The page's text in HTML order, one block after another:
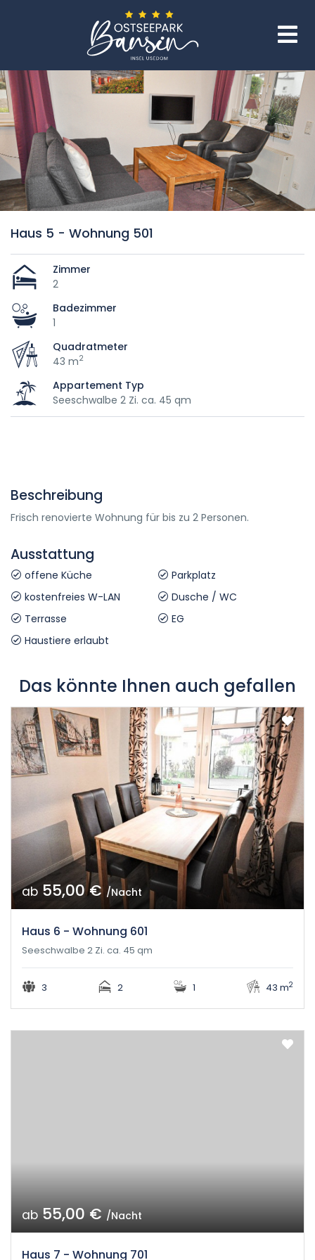
Haus 5 - Wohnung 501
Zimmer
2
Badezimmer
1
Quadratmeter
43 m2
Appartement Typ
Seeschwalbe 2 Zi. ca. 45 qm
Beschreibung
Frisch renovierte Wohnung für bis zu 2 Personen.
Ausstattung
offene Küche
Parkplatz
kostenfreies W-LAN
Dusche / WC
Terrasse
EG
Haustiere erlaubt
Das könnte Ihnen auch gefallen
ab 55,00 €/Nacht
Haus 6 - Wohnung 601
Seeschwalbe 2 Zi. ca. 45 qm
3 2 1 43 m2
ab55,00 €/Nacht
Haus 7 - Wohnung 701